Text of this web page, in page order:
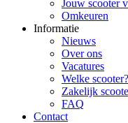
Jouw scooter
Omkeuren
Informatie
Nieuws
Over ons
Vacatures
Welke scooter?
Zakelijk
FAQ
Contact